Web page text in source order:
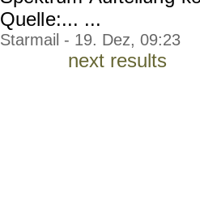
Quelle:... ...
Starmail - 19. Dez, 09:23
next results